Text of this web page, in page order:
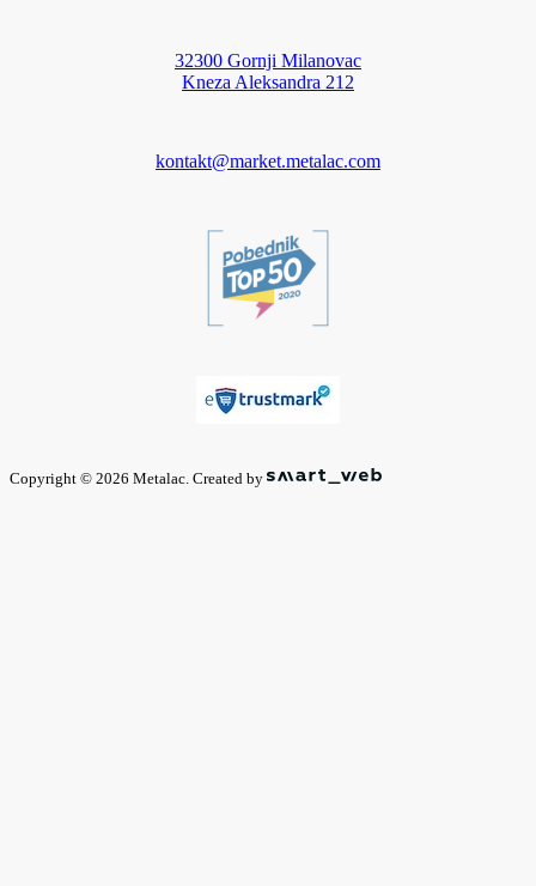
32300 Gornji Milanovac
Kneza Aleksandra 212
kontakt@market.metalac.com
Copyright © 2026 Metalac. Created by